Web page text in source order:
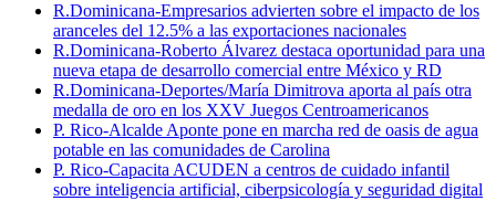
R.Dominicana-Empresarios advierten sobre el impacto de los
aranceles del 12.5% a las exportaciones nacionales
R.Dominicana-Roberto Álvarez destaca oportunidad para una
nueva etapa de desarrollo comercial entre México y RD
R.Dominicana-Deportes/María Dimitrova aporta al país otra
medalla de oro en los XXV Juegos Centroamericanos
P. Rico-Alcalde Aponte pone en marcha red de oasis de agua
potable en las comunidades de Carolina
P. Rico-Capacita ACUDEN a centros de cuidado infantil
sobre inteligencia artificial, ciberpsicología y seguridad digital